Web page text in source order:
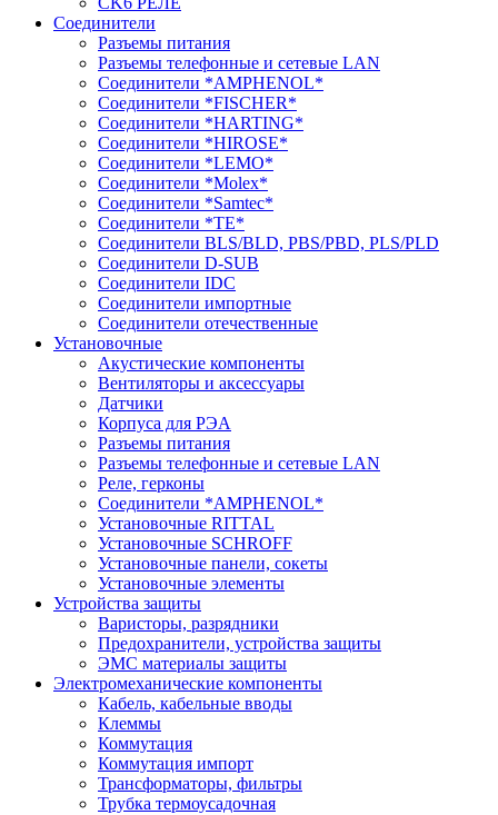
Соединители
Разъемы питания
Разъемы телефонные и сетевые LAN
Соединители *AMPHENOL*
Соединители *FISCHER*
Соединители *HARTING*
Соединители *HIROSE*
Соединители *LEMO*
Соединители *Molex*
Соединители *Samtec*
Соединители *TE*
Соединители BLS/BLD, PBS/PBD, PLS/PLD
Соединители D-SUB
Соединители IDC
Соединители импортные
Соединители отечественные
Установочные
Акустические компоненты
Вентиляторы и аксессуары
Датчики
Корпуса для РЭА
Разъемы питания
Разъемы телефонные и сетевые LAN
Реле, герконы
Соединители *AMPHENOL*
Установочные RITTAL
Установочные SCHROFF
Установочные панели, сокеты
Установочные элементы
Устройства защиты
Варисторы, разрядники
Предохранители, устройства защиты
ЭМС материалы защиты
Электромеханические компоненты
Кабель, кабельные вводы
Клеммы
Коммутация
Коммутация импорт
Трансформаторы, фильтры
Трубка термоусадочная